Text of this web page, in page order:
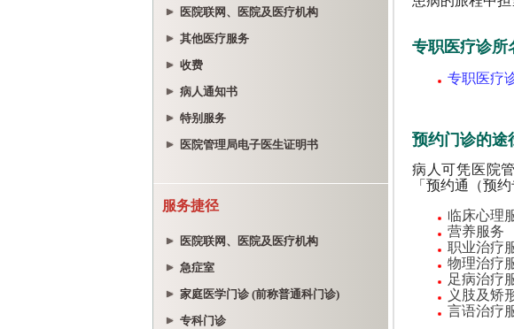
医院联网、医院及医疗机构
其他医疗服务
收费
病人通知书
特别服务
医院管理局电子医生证明书
服务捷径
医院联网、医院及医疗机构
急症室
家庭医学门诊 (前称普通科门诊)
专科门诊